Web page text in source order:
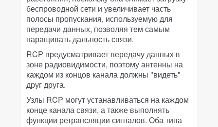
беспроводной сети и увеличивает часть
полосы пропускания, используемую для
передачи данных, позволяя тем самым
наращивать дальность связи.
RCP предусматривает передачу данных в
зоне радиовидимости, поэтому антенны на
каждом из концов канала должны "видеть"
друг друга.
Узлы RCP могут устанавливаться на каждом
конце канала связи, а также выполнять
функции ретрансляции сигналов. Оба типа